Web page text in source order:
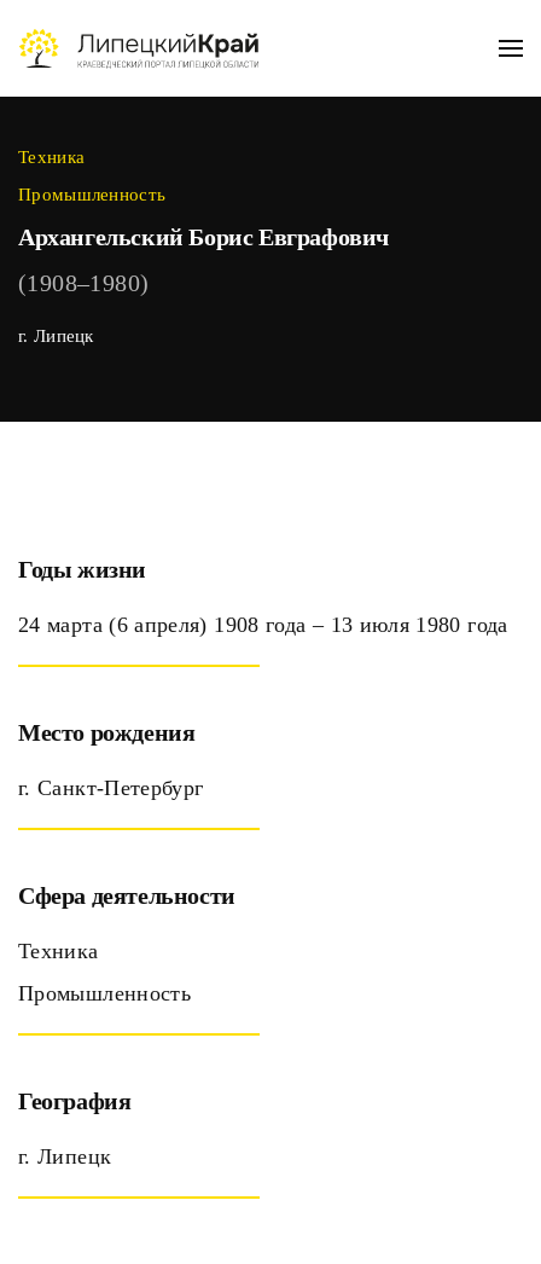
Skip to main content
Техника
Промышленность
Архангельский Борис Евграфович
(1908–1980)
г. Липецк
Годы жизни
24 марта (6 апреля) 1908 года – 13 июля 1980 года
Место рождения
г. Санкт-Петербург
Сфера деятельности
Техника
Промышленность
География
г. Липецк